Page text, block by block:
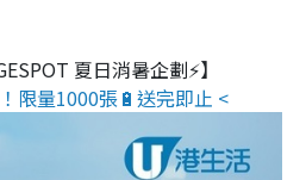
夏日消暑企劃⚡】
限量1000張🔋送完即止 <